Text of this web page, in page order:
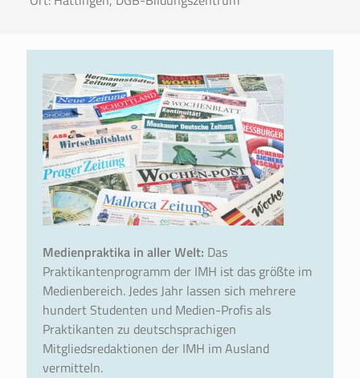
Medienpraktika in aller Welt: Das
Praktikantenprogramm der IMH ist das größte im
Medienbereich. Jedes Jahr lassen sich mehrere
hundert Studenten und Medien-Profis als
Praktikanten zu deutschsprachigen
Mitgliedsredaktionen der IMH im Ausland
vermitteln.